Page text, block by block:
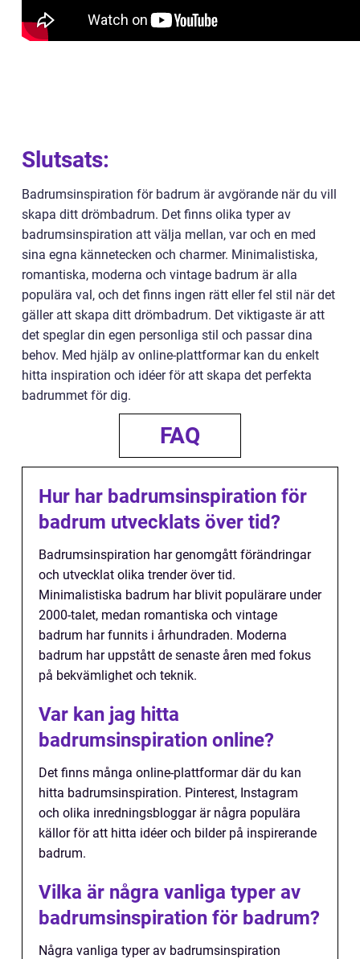
Slutsats:
Badrumsinspiration för badrum är avgörande när du vill
skapa ditt drömbadrum. Det finns olika typer av
badrumsinspiration att välja mellan, var och en med
sina egna kännetecken och charmer. Minimalistiska,
romantiska, moderna och vintage badrum är alla
populära val, och det finns ingen rätt eller fel stil när det
gäller att skapa ditt drömbadrum. Det viktigaste är att
det speglar din egen personliga stil och passar dina
behov. Med hjälp av online-plattformar kan du enkelt
hitta inspiration och idéer för att skapa det perfekta
badrummet för dig.
FAQ
Hur har badrumsinspiration för
badrum utvecklats över tid?
Badrumsinspiration har genomgått förändringar
och utvecklat olika trender över tid.
Minimalistiska badrum har blivit populärare under
2000-talet, medan romantiska och vintage
badrum har funnits i århundraden. Moderna
badrum har uppstått de senaste åren med fokus
på bekvämlighet och teknik.
Var kan jag hitta
badrumsinspiration online?
Det finns många online-plattformar där du kan
hitta badrumsinspiration. Pinterest, Instagram
och olika inredningsbloggar är några populära
källor för att hitta idéer och bilder på inspirerande
badrum.
Vilka är några vanliga typer av
badrumsinspiration för badrum?
Några vanliga typer av badrumsinspiration